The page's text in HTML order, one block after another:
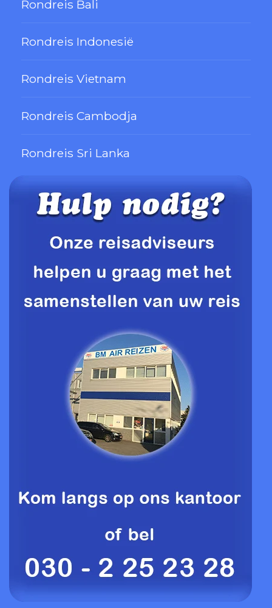
Rondreis Bali
Rondreis Indonesië
Rondreis Vietnam
Rondreis Cambodja
Rondreis Sri Lanka